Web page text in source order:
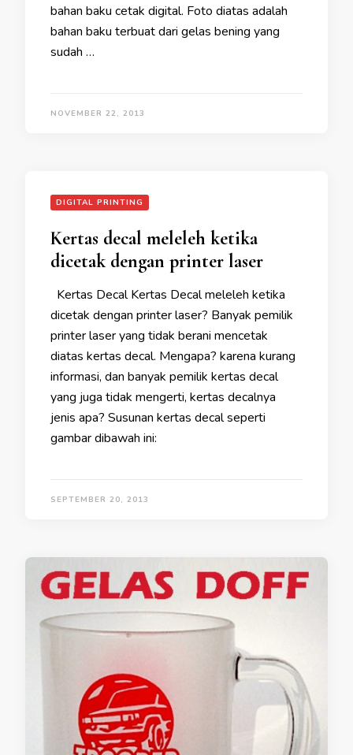
bahan baku cetak digital. Foto diatas adalah
bahan baku terbuat dari gelas bening yang
sudah …
NOVEMBER 22, 2013
DIGITAL PRINTING
Kertas decal meleleh ketika
dicetak dengan printer laser
Kertas Decal Kertas Decal meleleh ketika
dicetak dengan printer laser? Banyak pemilik
printer laser yang tidak berani mencetak
diatas kertas decal. Mengapa? karena kurang
informasi, dan banyak pemilik kertas decal
yang juga tidak mengerti, kertas decalnya
jenis apa? Susunan kertas decal seperti
gambar dibawah ini:
SEPTEMBER 20, 2013